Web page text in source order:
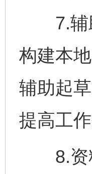
7.辅助
构建本
辅助起
提高工
8.资料